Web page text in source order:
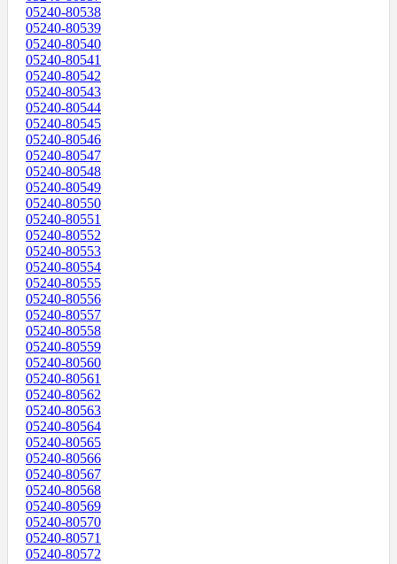
05240-80538
05240-80539
05240-80540
05240-80541
05240-80542
05240-80543
05240-80544
05240-80545
05240-80546
05240-80547
05240-80548
05240-80549
05240-80550
05240-80551
05240-80552
05240-80553
05240-80554
05240-80555
05240-80556
05240-80557
05240-80558
05240-80559
05240-80560
05240-80561
05240-80562
05240-80563
05240-80564
05240-80565
05240-80566
05240-80567
05240-80568
05240-80569
05240-80570
05240-80571
05240-80572